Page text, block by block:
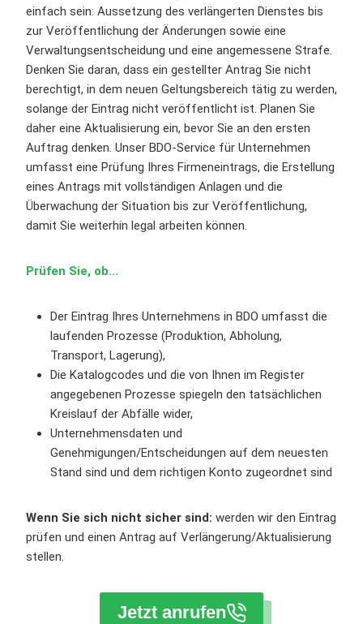
einfach sein: Aussetzung des verlängerten Dienstes bis
zur Veröffentlichung der Änderungen sowie eine
Verwaltungsentscheidung und eine angemessene Strafe.
Denken Sie daran, dass ein gestellter Antrag Sie nicht
berechtigt, in dem neuen Geltungsbereich tätig zu werden,
solange der Eintrag nicht veröffentlicht ist. Planen Sie
daher eine Aktualisierung ein, bevor Sie an den ersten
Auftrag denken. Unser BDO-Service für Unternehmen
umfasst eine Prüfung Ihres Firmeneintrags, die Erstellung
eines Antrags mit vollständigen Anlagen und die
Überwachung der Situation bis zur Veröffentlichung,
damit Sie weiterhin legal arbeiten können.
Prüfen Sie, ob...
Der Eintrag Ihres Unternehmens in BDO umfasst die
laufenden Prozesse (Produktion, Abholung,
Transport, Lagerung),
Die Katalogcodes und die von Ihnen im Register
angegebenen Prozesse spiegeln den tatsächlichen
Kreislauf der Abfälle wider,
Unternehmensdaten und
Genehmigungen/Entscheidungen auf dem neuesten
Stand sind und dem richtigen Konto zugeordnet sind
Wenn Sie sich nicht sicher sind: werden wir den Eintrag
prüfen und einen Antrag auf Verlängerung/Aktualisierung
stellen.
Jetzt anrufen